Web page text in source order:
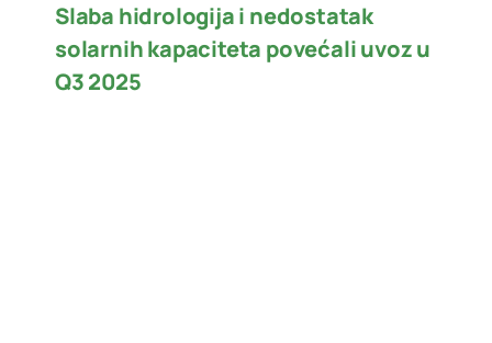
Slaba hidrologija i nedostatak
solarnih kapaciteta povećali uvoz u
Q3 2025